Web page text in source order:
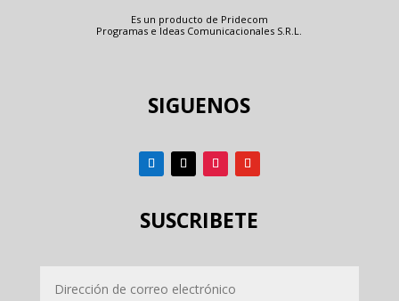
Es un producto de Pridecom
Programas e Ideas Comunicacionales S.R.L.
SIGUENOS
SUSCRIBETE